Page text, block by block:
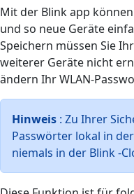
Mit der Blink app
und so neue Geräte
Speichern müssen Sie
weiterer Geräte nicht
ändern Ihr WLAN-
Hinweis : Zu Ihrer
Passwörter lokal in
niemals in der Blink -